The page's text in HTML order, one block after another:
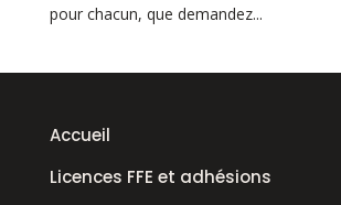
pour chacun, que demandez...
Accueil
Licences FFE et adhésions